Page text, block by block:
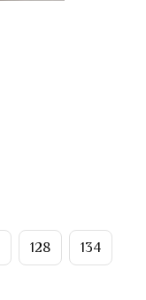
128 134